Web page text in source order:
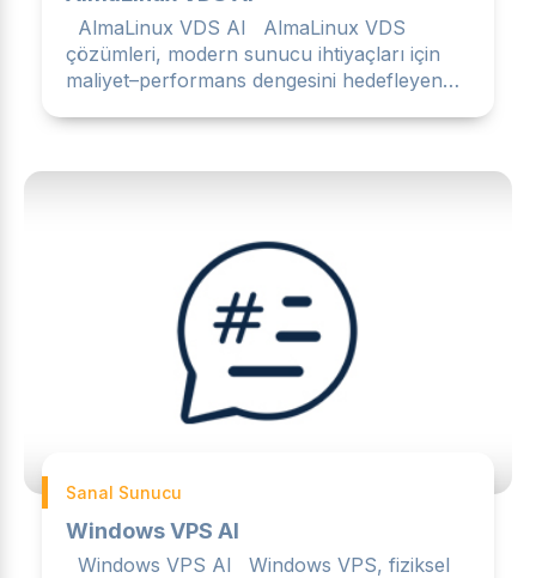
AlmaLinux VDS Al AlmaLinux VDS
çözümleri, modern sunucu ihtiyaçları için
maliyet–performans dengesini hedefleyen
Sanal Sunucu
Windows VPS Al
Windows VPS Al Windows VPS, fiziksel